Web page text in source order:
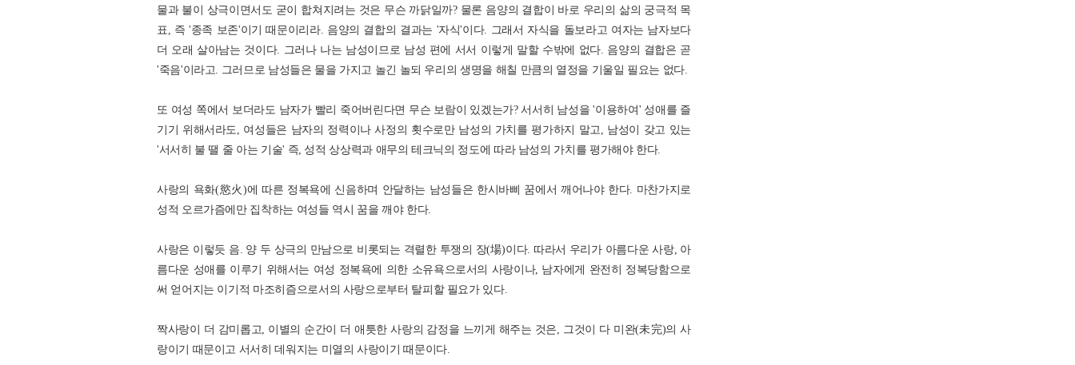
물과 불이 상극이면서도 굳이 합쳐지려는 것은 무슨 까닭일까? 물론 음양의 결합이 바로 우리의 삶의 궁극적 목
표, 즉 '종족 보존'이기 때문이리라. 음양의 결합의 결과는 '자식'이다. 그래서 자식을 돌보라고 여자는 남자보다
더 오래 살아남는 것이다. 그러나 나는 남성이므로 남성 편에 서서 이렇게 말할 수밖에 없다. 음양의 결합은 곧
'죽음'이라고. 그러므로 남성들은 물을 가지고 놀긴 놀되 우리의 생명을 해칠 만큼의 열정을 기울일 필요는 없다.
또 여성 쪽에서 보더라도 남자가 빨리 죽어버린다면 무슨 보람이 있겠는가? 서서히 남성을 '이용하여' 성애를 즐
기기 위해서라도, 여성들은 남자의 정력이나 사정의 횟수로만 남성의 가치를 평가하지 말고, 남성이 갖고 있는
'서서히 불 땔 줄 아는 기술' 즉, 성적 상상력과 애무의 테크닉의 정도에 따라 남성의 가치를 평가해야 한다.
사랑의 욕화(慾火)에 따른 정복욕에 신음하며 안달하는 남성들은 한시바삐 꿈에서 깨어나야 한다. 마찬가지로
성적 오르가즘에만 집착하는 여성들 역시 꿈을 깨야 한다.
사랑은 이렇듯 음. 양 두 상극의 만남으로 비롯되는 격렬한 투쟁의 장(場)이다. 따라서 우리가 아름다운 사랑, 아
름다운 성애를 이루기 위해서는 여성 정복욕에 의한 소유욕으로서의 사랑이나, 남자에게 완전히 정복당함으로
써 얻어지는 이기적 마조히즘으로서의 사랑으로부터 탈피할 필요가 있다.
짝사랑이 더 감미롭고, 이별의 순간이 더 애틋한 사랑의 감정을 느끼게 해주는 것은, 그것이 다 미완(未完)의 사
랑이기 때문이고 서서히 데워지는 미열의 사랑이기 때문이다.